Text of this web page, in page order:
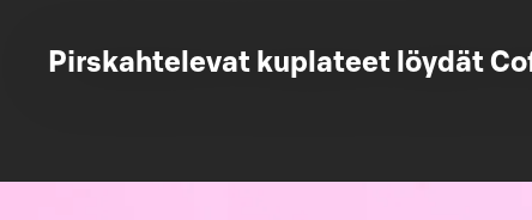
Pirskahtelevat kuplateet löydät